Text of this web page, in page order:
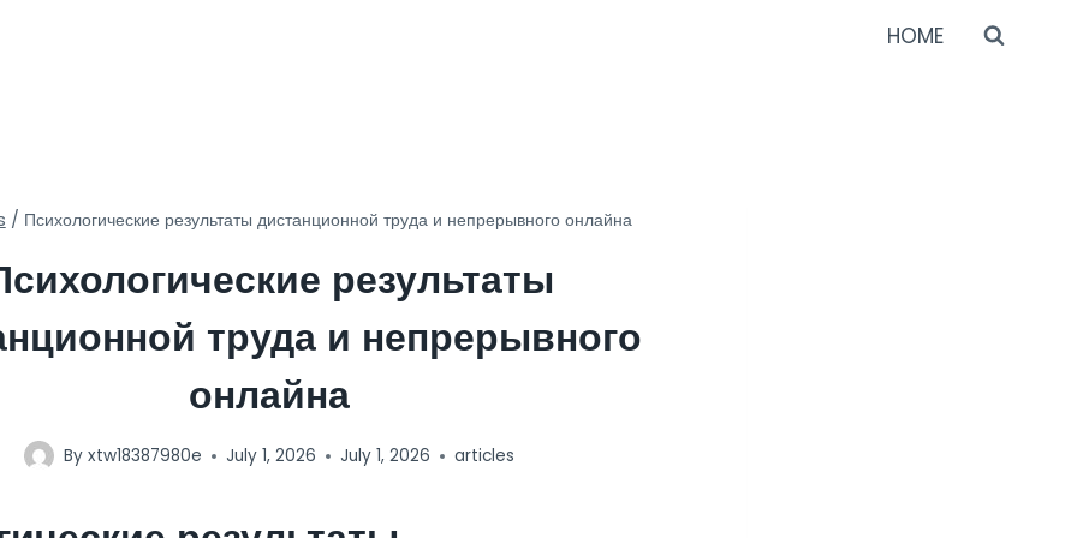
HOME
/ Психологические результаты дистанционной труда и непрерывного онлайна
результаты
труда и непрерывного
онлайна
By xtw18387980e July 1, 2026 July 1, 2026 articles